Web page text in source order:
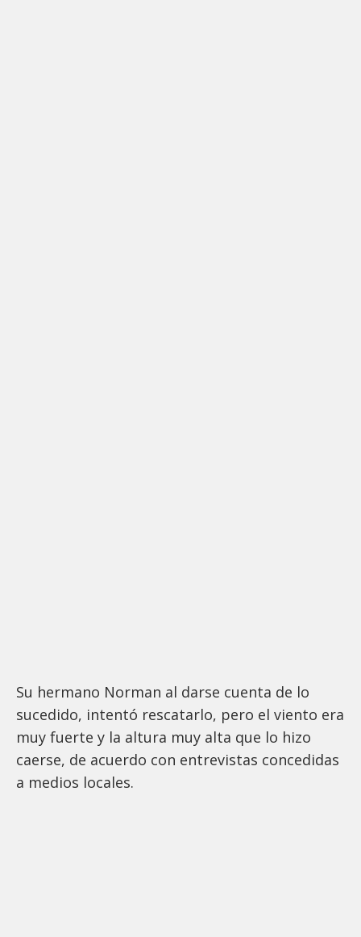
Su hermano Norman al darse cuenta de lo
sucedido, intentó rescatarlo, pero el viento era
muy fuerte y la altura muy alta que lo hizo
caerse, de acuerdo con entrevistas concedidas
a medios locales.